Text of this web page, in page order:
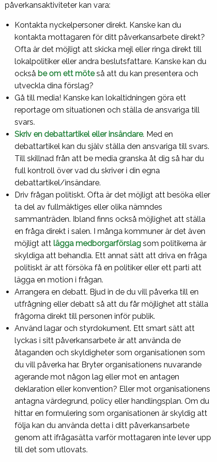
påverkansaktiviteter kan vara:
Kontakta nyckelpersoner direkt. Kanske kan du
kontakta mottagaren för ditt påverkansarbete direkt?
Ofta är det möjligt att skicka mejl eller ringa direkt till
lokalpolitiker eller andra beslutsfattare. Kanske kan du
också be om ett möteså att du kan presentera och
utveckla dina förslag?
Gå till media! Kanske kan lokaltidningen göra ett
reportage om situationen och ställa de ansvariga till
svars.
Skriv en debattartikel eller insändare. Med en
debattartikel kan du själv ställa den ansvariga till svars.
Till skillnad från att be media granska åt dig så har du
full kontroll över vad du skriver i din egna
debattartikel/insändare.
Driv frågan politiskt. Ofta är det möjligt att besöka eller
ta del av fullmäktiges eller olika nämndes
sammanträden. Ibland finns också möjlighet att ställa
en fråga direkt i salen. I många kommuner är det även
möjligt att lägga medborgarförslag som politikerna är
skyldiga att behandla. Ett annat sätt att driva en fråga
politiskt är att försöka få en politiker eller ett parti att
lägga en motion i frågan.
Arrangera en debatt. Bjud in de du vill påverka till en
utfrågning eller debatt så att du får möjlighet att ställa
frågorna direkt till personen inför publik.
Använd lagar och styrdokument. Ett smart sätt att
lyckas i sitt påverkansarbete är att använda de
åtaganden och skyldigheter som organisationen som
du vill påverka har. Bryter organisationens nuvarande
agerande mot någon lag eller mot en antagen
deklaration eller konvention? Eller mot organisationens
antagna värdegrund, policy eller handlingsplan. Om du
hittar en formulering som organisationen är skyldig att
följa kan du använda detta i ditt påverkansarbete
genom att ifrågasätta varför mottagaren inte lever upp
till det som utlovats.